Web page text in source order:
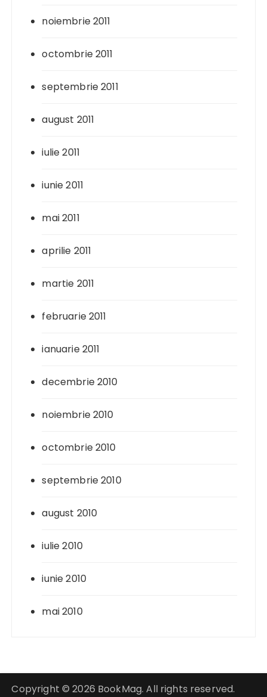
noiembrie 2011
octombrie 2011
septembrie 2011
august 2011
iulie 2011
iunie 2011
mai 2011
aprilie 2011
martie 2011
februarie 2011
ianuarie 2011
decembrie 2010
noiembrie 2010
octombrie 2010
septembrie 2010
august 2010
iulie 2010
iunie 2010
mai 2010
Copyright © 2026 BookMag. All rights reserved.